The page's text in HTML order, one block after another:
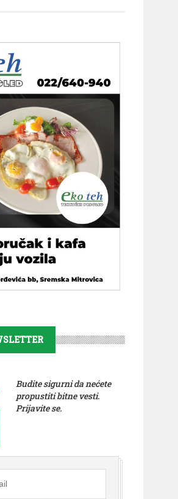
Budite sigurni da nećete
propustiti bitne vesti.
Prijavite se.